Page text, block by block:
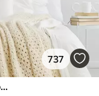
737
Крупний план білої квітки півонії з крапельками води на пелюстках на розмитому фоні